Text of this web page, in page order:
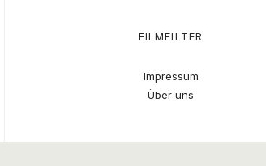
FILMFILTER
Impressum
Über uns